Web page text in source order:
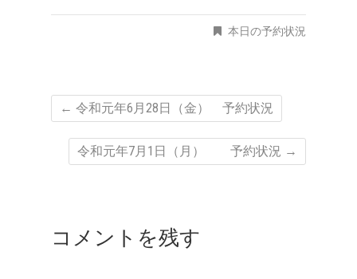
本日の予約状況
← 令和元年6月28日（金） 予約状況
令和元年7月1日（月） 予約状況 →
コメントを残す